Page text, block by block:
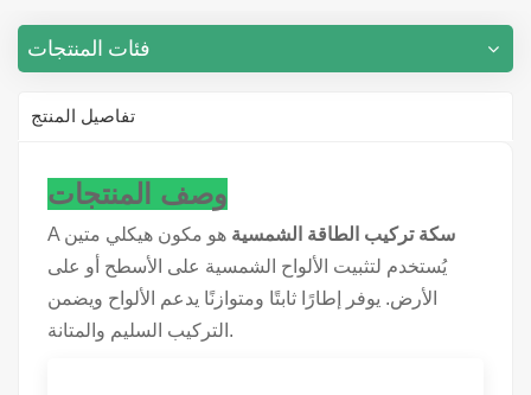
فئات المنتجات
تفاصيل المنتج
وصف المنتجات
A سكة تركيب الطاقة الشمسية هو مكون هيكلي متين
يُستخدم لتثبيت الألواح الشمسية على الأسطح أو على
الأرض. يوفر إطارًا ثابتًا ومتوازنًا يدعم الألواح ويضمن
التركيب السليم والمتانة.